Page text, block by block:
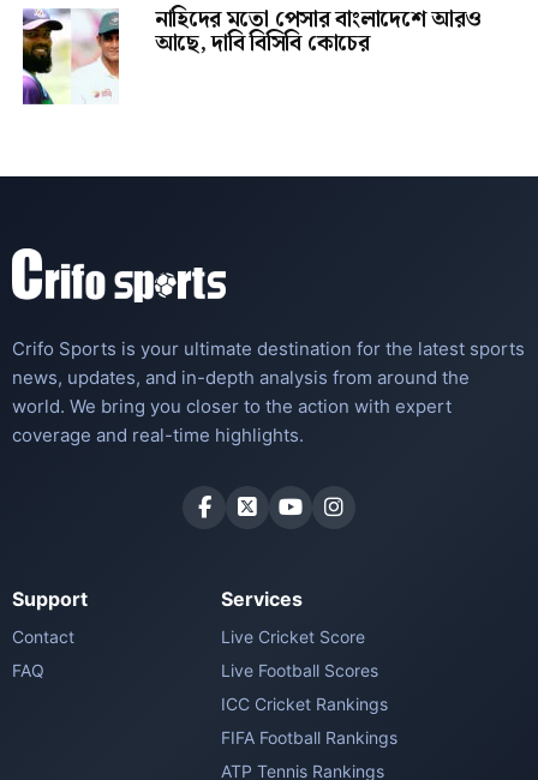
নাহিদের মতো পেসার বাংলাদেশে আরও
আছে, দাবি বিসিবি কোচের
Crifo Sports is your ultimate destination for the latest sports
news, updates, and in-depth analysis from around the
world. We bring you closer to the action with expert
coverage and real-time highlights.
Support
Contact
FAQ
Services
Live Cricket Score
Live Football Scores
ICC Cricket Rankings
FIFA Football Rankings
ATP Tennis Rankings